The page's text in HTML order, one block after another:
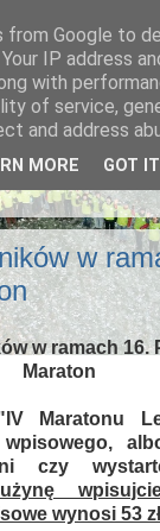
jest klubem
w
w ramach 16.
Maraton
Maratonu
wpisowego,
czy
wynosi 53
from Google to
IP address
with
of service,
and address
MORE GOT IT